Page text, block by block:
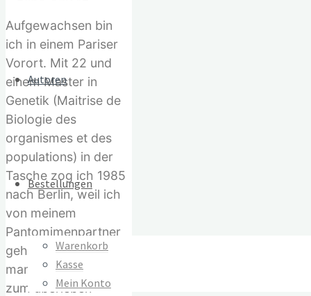
Autoren
Bestellungen
Warenkorb
Kasse
Mein Konto
Aufgewachsen bin
ich in einem Pariser
Vorort. Mit 22 und
einem Master in
Genetik (Maitrise de
Biologie des
organismes et des
populations) in der
Tasche zog ich 1985
nach Berlin, weil ich
von meinem
Pantomimenpartner
gehört hatte, dass
man dort kein Geld
zum überleben